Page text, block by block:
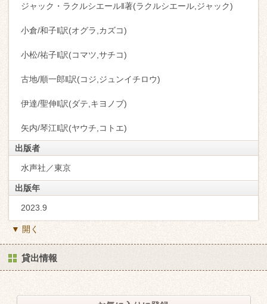
ジャック・ラクルシエール‖著(ラクルシエール,ジャック)
小倉/和子‖訳(オグラ,カズコ)
小松/祐子‖訳(コマツ,サチコ)
古地/順一郎‖訳(コジ,ジュンイチロウ)
伊達/聖伸‖訳(ダテ,キヨノブ)
矢内/琴江‖訳(ヤウチ,コトエ)
出版者
水声社／東京
出版年
2023.9
▼ 開く
貸出情報